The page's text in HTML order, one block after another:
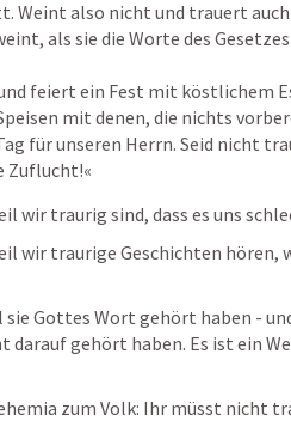
Weint also nicht und trauert
als sie die Worte des
feiert ein Fest mit köstlichem
mit denen, die nichts
für unseren Herrn. Seid nicht
Zuflucht!«
wir traurig sind, dass es uns
wir traurige Geschichten hören,
sie Gottes Wort gehört haben -
darauf gehört haben. Es ist ein
zum Volk: Ihr müsst nicht